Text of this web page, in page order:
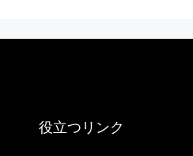
役立つリンク